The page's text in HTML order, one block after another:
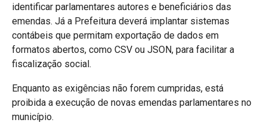
identificar parlamentares autores e beneficiários das
emendas. Já a Prefeitura deverá implantar sistemas
contábeis que permitam exportação de dados em
formatos abertos, como CSV ou JSON, para facilitar a
fiscalização social.
Enquanto as exigências não forem cumpridas, está
proibida a execução de novas emendas parlamentares no
município.